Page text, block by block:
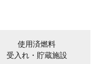
使用済燃料
受入れ・貯蔵施設